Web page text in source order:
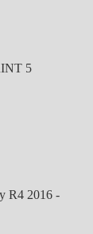
5
R4 2016 -